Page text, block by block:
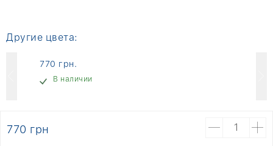
Другие цвета:
770 грн.
В наличии
770 грн